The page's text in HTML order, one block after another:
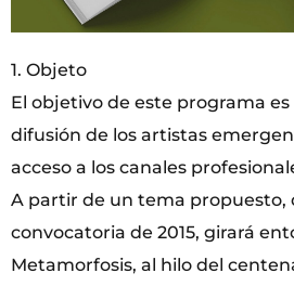
1. Objeto
El objetivo de este programa
difusión de los artistas
acceso a los canales
A partir de un tema propuesto,
convocatoria de 2015, girará
Metamorfosis, al hilo del